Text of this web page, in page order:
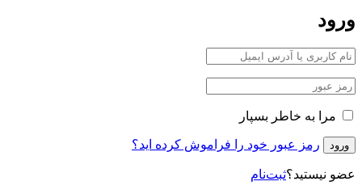
ورود
مرا به خاطر بسپار
ورود رمز عبور خود را فراموش کرده اید؟
عضو نیستید؟ثبت‌نام